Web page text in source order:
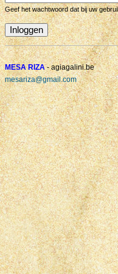
Geef het wachtwoord dat bij uw
MESA RIZA- agiagalini.be
mesariza@gmail.com